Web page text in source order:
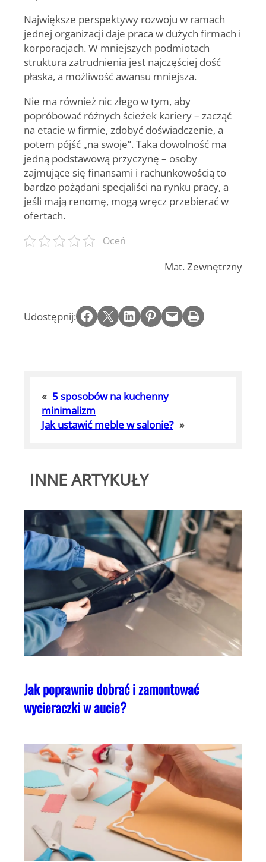
Największe perspektywy rozwoju w ramach
jednej organizacji daje praca w dużych firmach i
korporacjach. W mniejszych podmiotach
struktura zatrudnienia jest najczęściej dość
płaska, a możliwość awansu mniejsza.
Nie ma również nic złego w tym, aby
popróbować różnych ścieżek kariery – zacząć
na etacie w firmie, zdobyć doświadczenie, a
potem pójść „na swoje”. Taka dowolność ma
jedną podstawową przyczynę – osoby
zajmujące się finansami i rachunkowością to
bardzo pożądani specjaliści na rynku pracy, a
jeśli mają renomę, mogą wręcz przebierać w
ofertach.
Oceń
Mat. Zewnętrzny
Udostępnij: Share on Facebook Email this Page Share on LinkedIn Share on Pinterest Email this Page Print this Page
« 5 sposobów na kuchenny
minimalizm
Jak ustawić meble w salonie? »
INNE ARTYKUŁY
Jak poprawnie dobrać i zamontować
wycieraczki w aucie?